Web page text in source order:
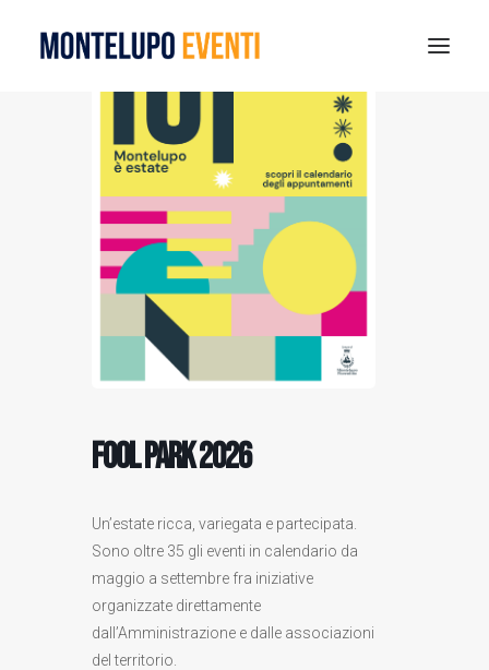
MONTELUPO SPORT DAYS 2026
ESTATE A MONTELUPO
VISIT MONTELUPO
DOVE MANGIARE
MUSEO DELLA CERAMICA
Fool Park 2026
Un’estate ricca, variegata e partecipata.
Sono oltre 35 gli eventi in calendario da
maggio a settembre fra iniziative
organizzate direttamente
dall’Amministrazione e dalle associazioni
del territorio.